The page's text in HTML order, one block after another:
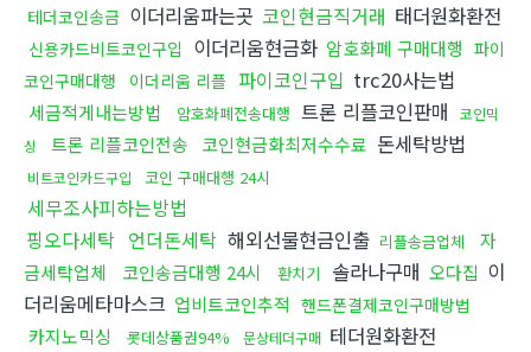
테더코인송금 이더리움파는곳 코인현금직거래 태더원화환전
신용카드비트코인구입 이더리움현금화 암호화폐 구매대행 파이
코인구매대행
이더리움 리플 파이코인구입 trc20사는법
세금적게내는방법 암호화폐전송대행 트론 리플코인판매
코인믹
싱
트론 리플코인전송 코인현금화최저수수료 돈세탁방법
비트코인카드구입 코인 구매대행 24시
세무조사피하는방법
핑오다세탁 언더돈세탁 해외선물현금인출 리플송금업체
자
금세탁업체
코인송금대행 24시 환치기 솔라나구매 오다집 이
더리움메타마스크 업비트코인추적 핸드폰결제코인구매방법
카지노믹싱 롯데상품권94% 문상테더구매 테더원화환전